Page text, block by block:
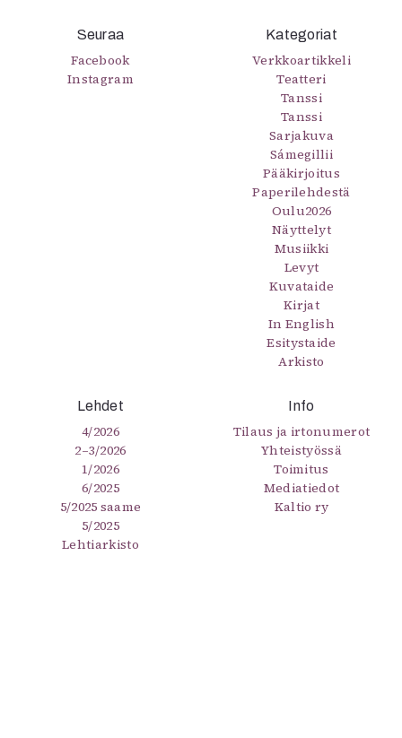
Seuraa
Facebook
Instagram
Kategoriat
Verkkoartikkeli
Teatteri
Tanssi
Tanssi
Sarjakuva
Sámegillii
Pääkirjoitus
Paperilehdestä
Oulu2026
Näyttelyt
Musiikki
Levyt
Kuvataide
Kirjat
In English
Esitystaide
Arkisto
Lehdet
4/2026
2–3/2026
1/2026
6/2025
5/2025 saame
5/2025
Lehtiarkisto
Info
Tilaus ja irtonumerot
Yhteistyössä
Toimitus
Mediatiedot
Kaltio ry